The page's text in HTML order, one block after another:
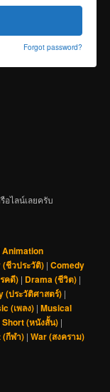
Forgot password?
ไลน์เลยครับ
Animation
ชีวประวัติ) |Comedy
คดี) | Drama (ชีวิต) |
(ประวัติศาสตร์) |
(เพลง) |Musical
Short (หนังสั้น) |
(กีฬา) |War (สงคราม)